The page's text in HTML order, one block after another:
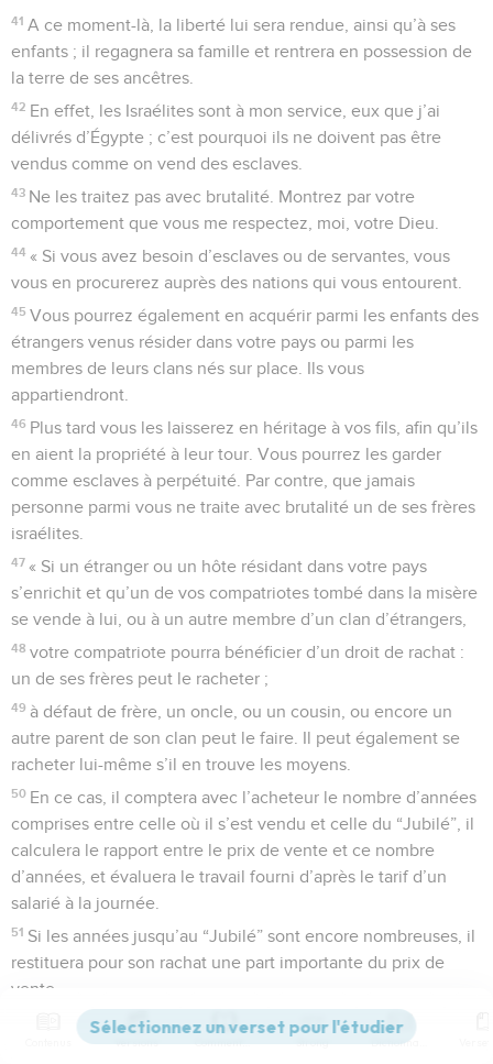
41 A ce moment-là, la liberté lui sera rendue, ainsi qu’à ses
enfants ; il regagnera sa famille et rentrera en possession de
la terre de ses ancêtres.
42 En effet, les Israélites sont à mon service, eux que j’ai
délivrés d’Égypte ; c’est pourquoi ils ne doivent pas être
vendus comme on vend des esclaves.
43 Ne les traitez pas avec brutalité. Montrez par votre
comportement que vous me respectez, moi, votre Dieu.
44 « Si vous avez besoin d’esclaves ou de servantes, vous
vous en procurerez auprès des nations qui vous entourent.
45 Vous pourrez également en acquérir parmi les enfants des
étrangers venus résider dans votre pays ou parmi les
membres de leurs clans nés sur place. Ils vous
appartiendront.
46 Plus tard vous les laisserez en héritage à vos fils, afin qu’ils
en aient la propriété à leur tour. Vous pourrez les garder
comme esclaves à perpétuité. Par contre, que jamais
personne parmi vous ne traite avec brutalité un de ses frères
israélites.
47 « Si un étranger ou un hôte résidant dans votre pays
s’enrichit et qu’un de vos compatriotes tombé dans la misère
se vende à lui, ou à un autre membre d’un clan d’étrangers,
48 votre compatriote pourra bénéficier d’un droit de rachat :
un de ses frères peut le racheter ;
49 à défaut de frère, un oncle, ou un cousin, ou encore un
autre parent de son clan peut le faire. Il peut également se
racheter lui-même s’il en trouve les moyens.
50 En ce cas, il comptera avec l’acheteur le nombre d’années
comprises entre celle où il s’est vendu et celle du “Jubilé”, il
calculera le rapport entre le prix de vente et ce nombre
d’années, et évaluera le travail fourni d’après le tarif d’un
salarié à la journée.
51 Si les années jusqu’au “Jubilé” sont encore nombreuses, il
restituera pour son rachat une part importante du prix de
vente.
Si au contraire les années restantes sont peu nombreuses,
il en fera le compte et ne restituera que la part
Versions Commentaires Strong